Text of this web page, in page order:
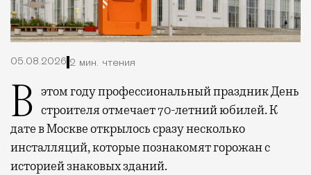
05.08.2026 2 мин. чтения
В этом году профессиональный праздник День строителя отмечает 70-летний юбилей. К
дате в Москве открылось сразу несколько
инсталляций, которые познакомят горожан с
историей знаковых зданий.